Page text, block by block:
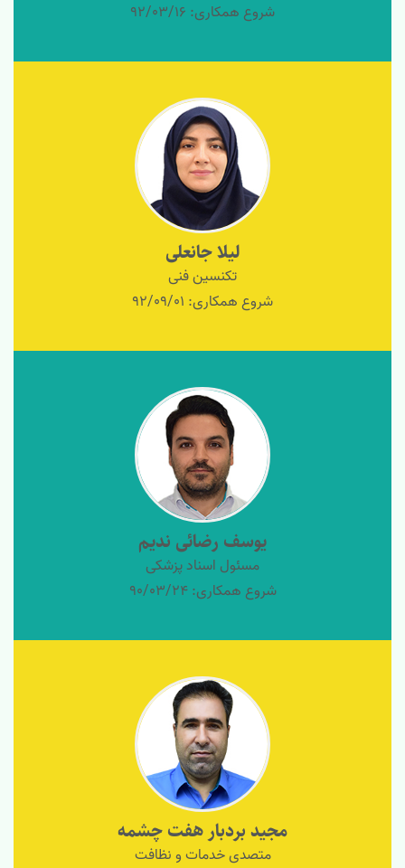
شروع همکاری: 92/03/16
لیلا جانعلی
تکنسین فنی
شروع همکاری: 92/09/01
یوسف رضائی ندیم
مسئول اسناد پزشکی
شروع همکاری: 90/03/24
مجید بردبار هفت چشمه
متصدی خدمات و نظافت